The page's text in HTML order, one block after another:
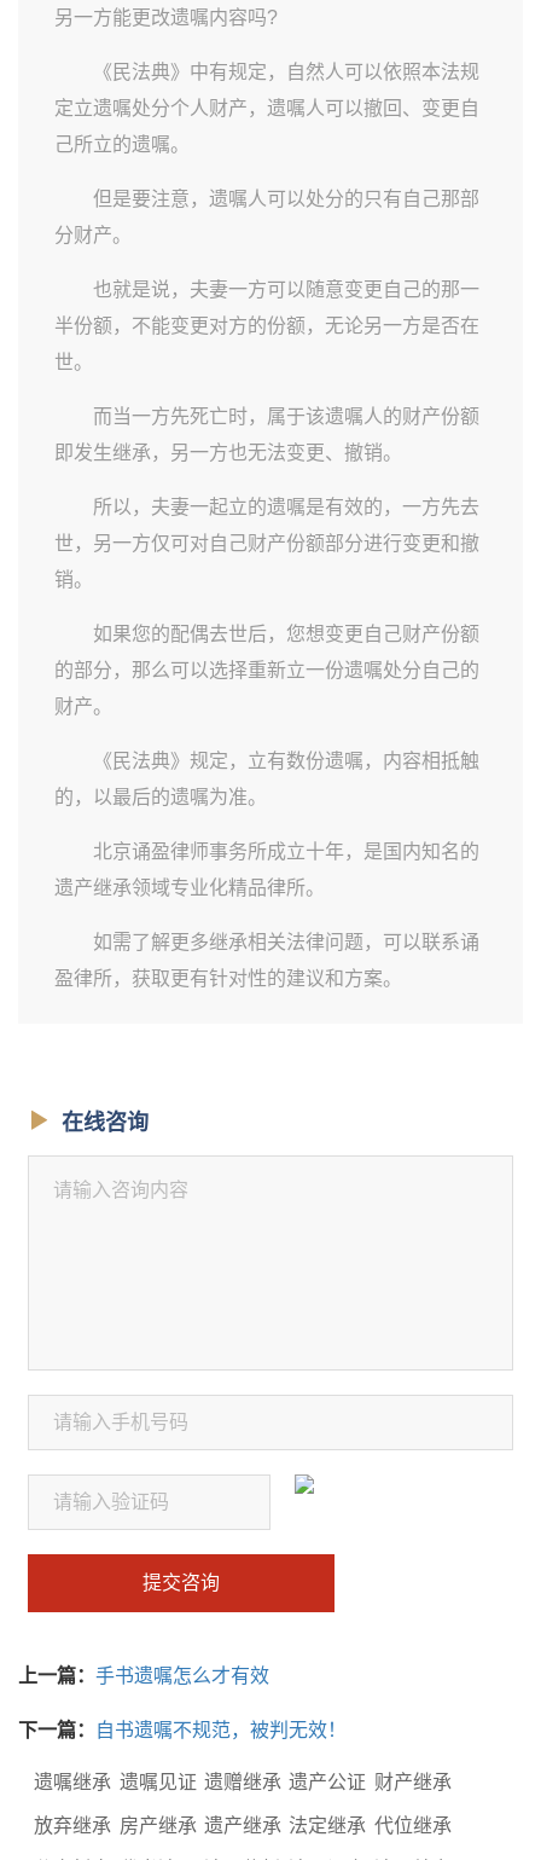
另一方能更改遗嘱内容吗?
《民法典》中有规定，自然人可以依照本法规
定立遗嘱处分个人财产，遗嘱人可以撤回、变更自
己所立的遗嘱。
但是要注意，遗嘱人可以处分的只有自己那部
分财产。
也就是说，夫妻一方可以随意变更自己的那一
半份额，不能变更对方的份额，无论另一方是否在
世。
而当一方先死亡时，属于该遗嘱人的财产份额
即发生继承，另一方也无法变更、撤销。
所以，夫妻一起立的遗嘱是有效的，一方先去
世，另一方仅可对自己财产份额部分进行变更和撤
销。
如果您的配偶去世后，您想变更自己财产份额
的部分，那么可以选择重新立一份遗嘱处分自己的
财产。
《民法典》规定，立有数份遗嘱，内容相抵触
的，以最后的遗嘱为准。
北京诵盈律师事务所成立十年，是国内知名的
遗产继承领域专业化精品律所。
如需了解更多继承相关法律问题，可以联系诵
盈律所，获取更有针对性的建议和方案。
在线咨询
提交咨询
上一篇： 手书遗嘱怎么才有效
下一篇： 自书遗嘱不规范，被判无效！
遗嘱继承 遗嘱见证 遗赠继承 遗产公证 财产继承
放弃继承 房产继承 遗产继承 法定继承 代位继承